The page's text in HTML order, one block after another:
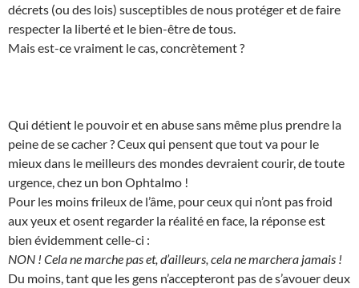
décrets (ou des lois) susceptibles de nous protéger et de faire
respecter la liberté et le bien-être de tous.
Mais est-ce vraiment le cas, concrètement ?
Qui détient le pouvoir et en abuse sans même plus prendre la
peine de se cacher ? Ceux qui pensent que tout va pour le
mieux dans le meilleurs des mondes devraient courir, de toute
urgence, chez un bon Ophtalmo !
Pour les moins frileux de l’âme, pour ceux qui n’ont pas froid
aux yeux et osent regarder la réalité en face, la réponse est
bien évidemment celle-ci :
NON ! Cela ne marche pas et, d’ailleurs, cela ne marchera jamais !
Du moins, tant que les gens n’accepteront pas de s’avouer deux